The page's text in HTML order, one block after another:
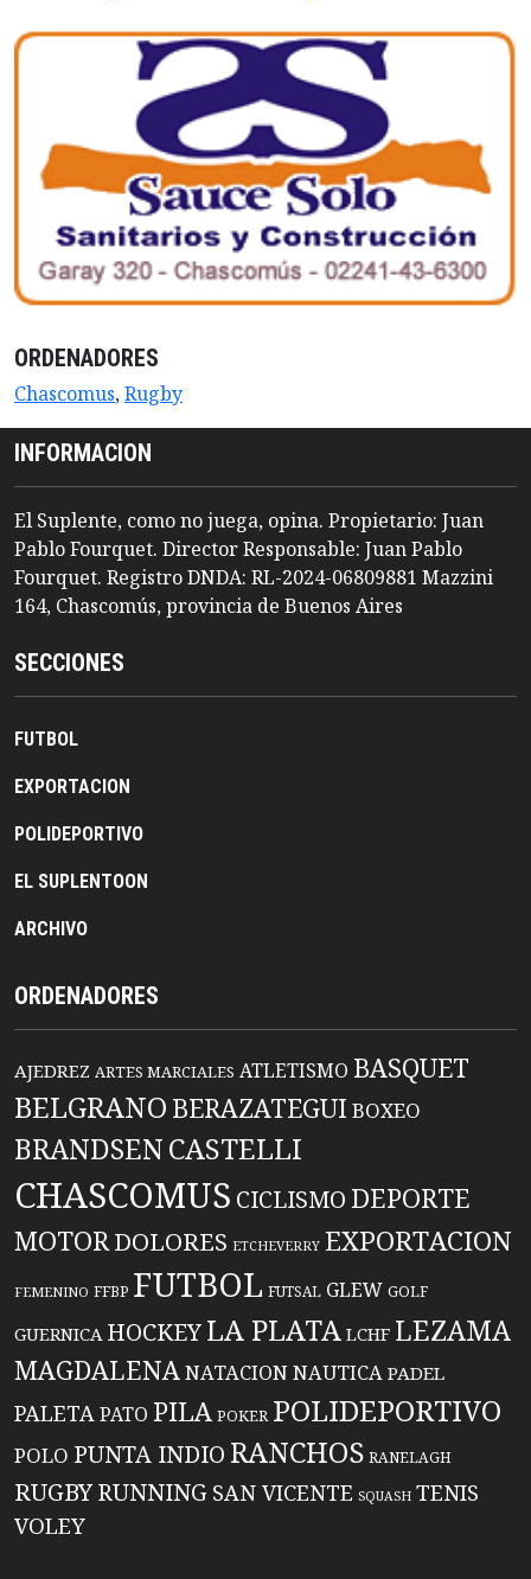
ORDENADORES
Chascomus,Rugby
INFORMACION
El Suplente, como no juega, opina. Propietario: Juan
Pablo Fourquet. Director Responsable: Juan Pablo
Fourquet. Registro DNDA: RL-2024-06809881 Mazzini
164, Chascomús, provincia de Buenos Aires
SECCIONES
FUTBOL
EXPORTACION
POLIDEPORTIVO
EL SUPLENTOON
ARCHIVO
ORDENADORES
AJEDREZ ARTES MARCIALES ATLETISMO BASQUET
BELGRANO BERAZATEGUIBOXEO
BRANDSENCASTELLI
CHASCOMUS CICLISMO DEPORTE
MOTORDOLORES ETCHEVERRY EXPORTACION
FEMENINO FFBP FUTBOL FUTSAL GLEW GOLF
GUERNICA HOCKEYLA PLATA LCHF LEZAMA
MAGDALENANATACIONNAUTICA PADEL
PALETAPATO PILA POKER POLIDEPORTIVO
POLO PUNTA INDIO RANCHOS RANELAGH
RUGBYRUNNING SAN VICENTE SQUASH TENIS
VOLEY